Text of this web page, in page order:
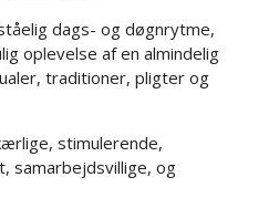
dags- og døgnrytme,
oplevelse af en almindelig
traditioner, pligter og
stimulerende,
samarbejdsvillige, og